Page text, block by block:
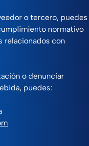
o tercero, puedes
normativo
relacionados con
o denunciar
puedes: